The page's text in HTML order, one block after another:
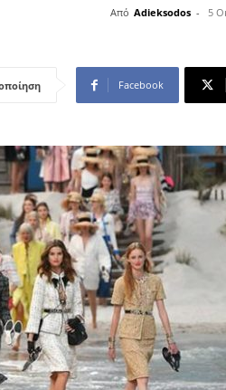
Από Adieksodos - 5
Facebook